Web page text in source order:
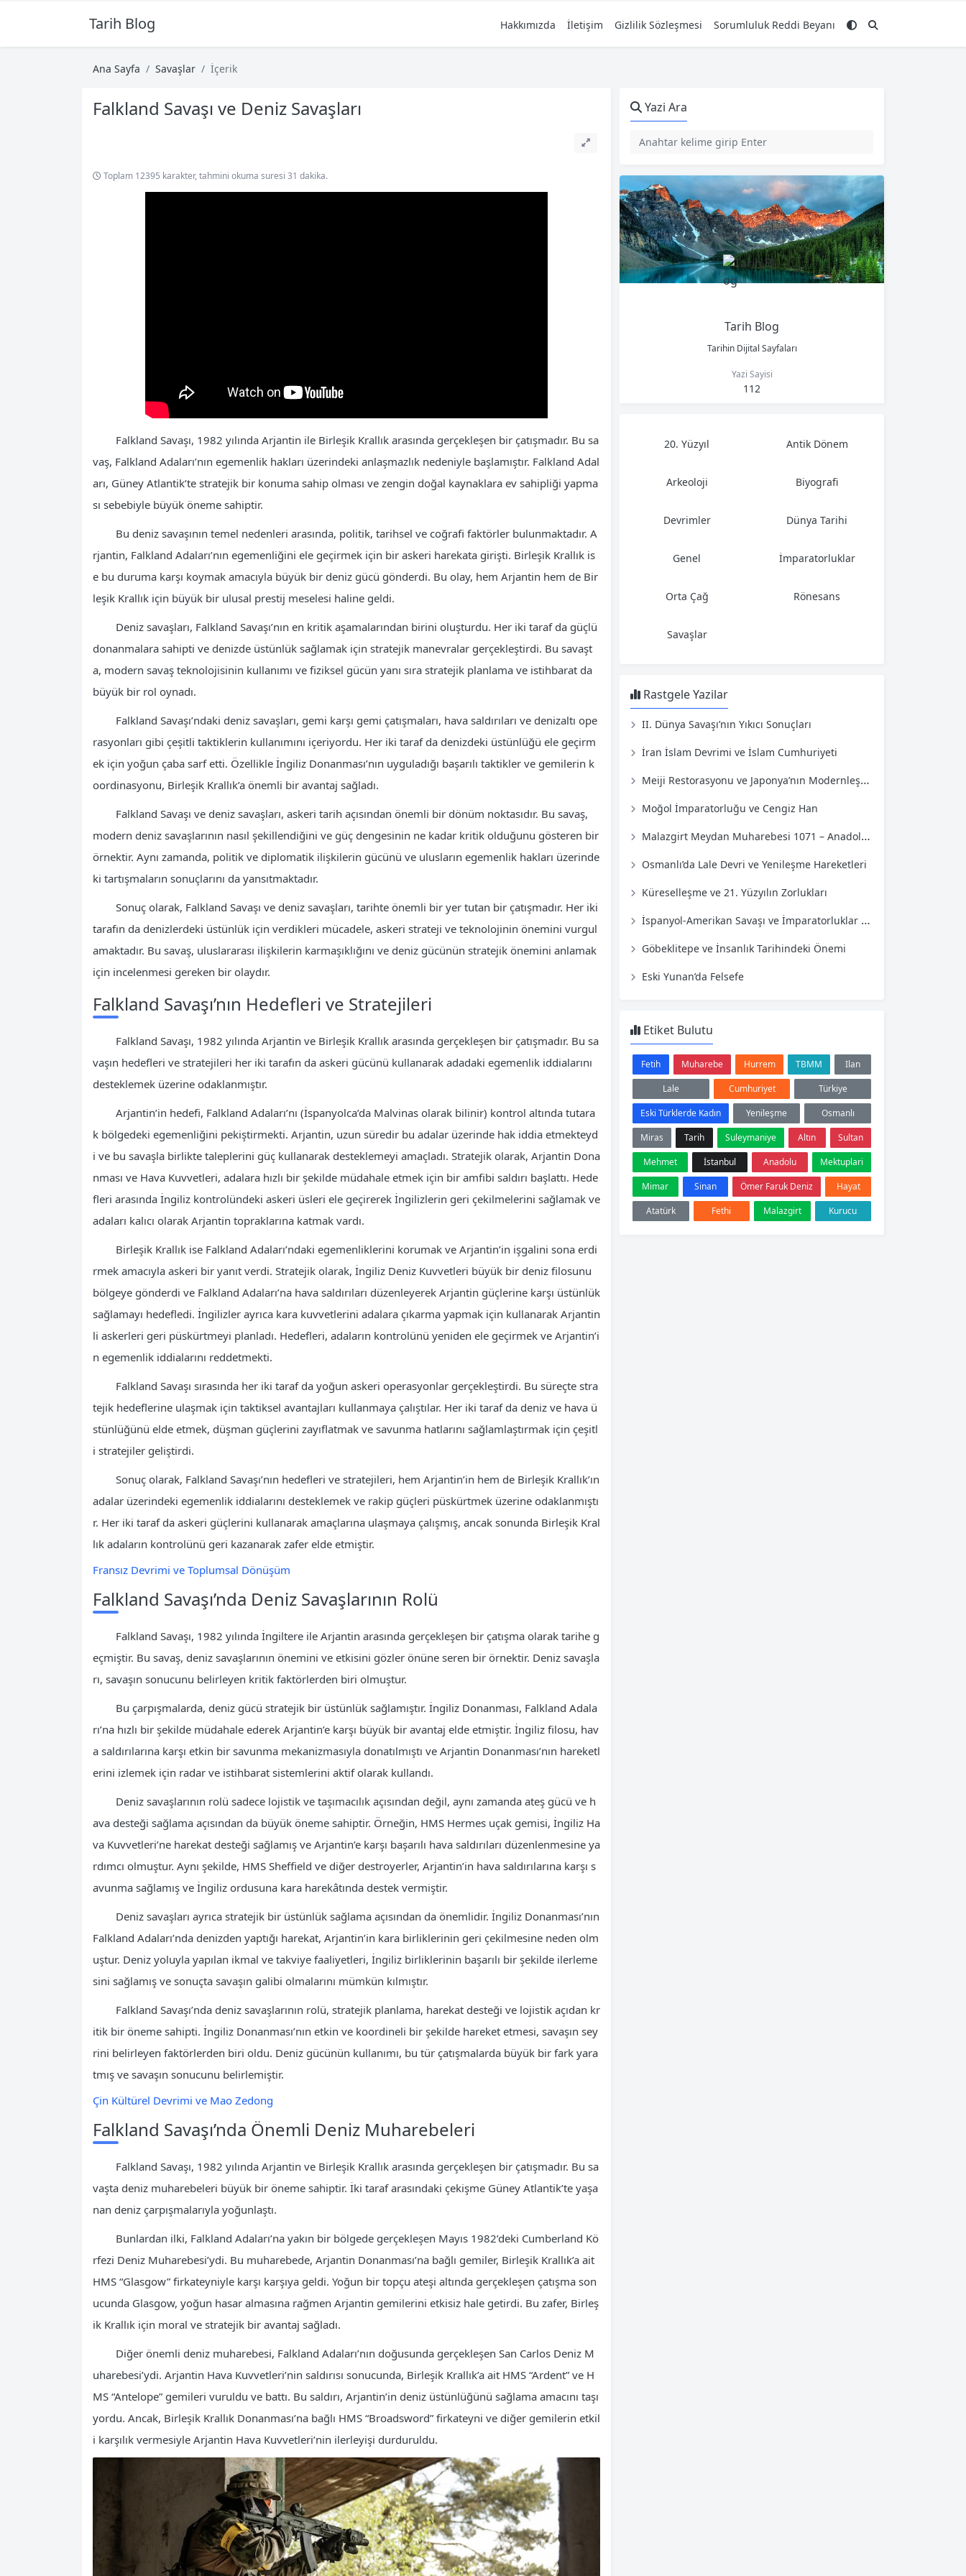
Tarih Blog Hakkımızda İletişim Gizlilik Sözleşmesi Sorumluluk Reddi Beyanı
Ana Sayfa Savaşlar İçerik
Falkland Savaşı ve Deniz Savaşları
Toplam 12395 karakter, tahmini okuma suresi 31 dakika.
Falkland Savaşı, 1982 yılında Arjantin ile Birleşik Krallık arasında gerçekleşen bir çatışmadır. Bu sa
vaş, Falkland Adaları’nın egemenlik hakları üzerindeki anlaşmazlık nedeniyle başlamıştır. Falkland Adal
arı, Güney Atlantik’te stratejik bir konuma sahip olması ve zengin doğal kaynaklara ev sahipliği yapma
sı sebebiyle büyük öneme sahiptir.
Bu deniz savaşının temel nedenleri arasında, politik, tarihsel ve coğrafi faktörler bulunmaktadır. A
rjantin, Falkland Adaları’nın egemenliğini ele geçirmek için bir askeri harekata girişti. Birleşik Krallık is
e bu duruma karşı koymak amacıyla büyük bir deniz gücü gönderdi. Bu olay, hem Arjantin hem de Bir
leşik Krallık için büyük bir ulusal prestij meselesi haline geldi.
Deniz savaşları, Falkland Savaşı’nın en kritik aşamalarından birini oluşturdu. Her iki taraf da güçlü
donanmalara sahipti ve denizde üstünlük sağlamak için stratejik manevralar gerçekleştirdi. Bu savaşt
a, modern savaş teknolojisinin kullanımı ve fiziksel gücün yanı sıra stratejik planlama ve istihbarat da
büyük bir rol oynadı.
Falkland Savaşı’ndaki deniz savaşları, gemi karşı gemi çatışmaları, hava saldırıları ve denizaltı ope
rasyonları gibi çeşitli taktiklerin kullanımını içeriyordu. Her iki taraf da denizdeki üstünlüğü ele geçirm
ek için yoğun çaba sarf etti. Özellikle İngiliz Donanması’nın uyguladığı başarılı taktikler ve gemilerin k
oordinasyonu, Birleşik Krallık’a önemli bir avantaj sağladı.
Falkland Savaşı ve deniz savaşları, askeri tarih açısından önemli bir dönüm noktasıdır. Bu savaş,
modern deniz savaşlarının nasıl şekillendiğini ve güç dengesinin ne kadar kritik olduğunu gösteren bir
örnektir. Aynı zamanda, politik ve diplomatik ilişkilerin gücünü ve ulusların egemenlik hakları üzerinde
ki tartışmaların sonuçlarını da yansıtmaktadır.
Sonuç olarak, Falkland Savaşı ve deniz savaşları, tarihte önemli bir yer tutan bir çatışmadır. Her iki
tarafın da denizlerdeki üstünlük için verdikleri mücadele, askeri strateji ve teknolojinin önemini vurgul
amaktadır. Bu savaş, uluslararası ilişkilerin karmaşıklığını ve deniz gücünün stratejik önemini anlamak
için incelenmesi gereken bir olaydır.
Falkland Savaşı’nın Hedefleri ve Stratejileri
Falkland Savaşı, 1982 yılında Arjantin ve Birleşik Krallık arasında gerçekleşen bir çatışmadır. Bu sa
vaşın hedefleri ve stratejileri her iki tarafın da askeri gücünü kullanarak adadaki egemenlik iddialarını
desteklemek üzerine odaklanmıştır.
Arjantin’in hedefi, Falkland Adaları’nı (İspanyolca’da Malvinas olarak bilinir) kontrol altında tutara
k bölgedeki egemenliğini pekiştirmekti. Arjantin, uzun süredir bu adalar üzerinde hak iddia etmekteyd
i ve bu savaşla birlikte taleplerini güç kullanarak desteklemeyi amaçladı. Stratejik olarak, Arjantin Dona
nması ve Hava Kuvvetleri, adalara hızlı bir şekilde müdahale etmek için bir amfibi saldırı başlattı. Hede
fleri arasında İngiliz kontrolündeki askeri üsleri ele geçirerek İngilizlerin geri çekilmelerini sağlamak ve
adaları kalıcı olarak Arjantin topraklarına katmak vardı.
Birleşik Krallık ise Falkland Adaları’ndaki egemenliklerini korumak ve Arjantin’in işgalini sona erdi
rmek amacıyla askeri bir yanıt verdi. Stratejik olarak, İngiliz Deniz Kuvvetleri büyük bir deniz filosunu
bölgeye gönderdi ve Falkland Adaları’na hava saldırıları düzenleyerek Arjantin güçlerine karşı üstünlük
sağlamayı hedefledi. İngilizler ayrıca kara kuvvetlerini adalara çıkarma yapmak için kullanarak Arjantin
li askerleri geri püskürtmeyi planladı. Hedefleri, adaların kontrolünü yeniden ele geçirmek ve Arjantin’i
n egemenlik iddialarını reddetmekti.
Falkland Savaşı sırasında her iki taraf da yoğun askeri operasyonlar gerçekleştirdi. Bu süreçte stra
tejik hedeflerine ulaşmak için taktiksel avantajları kullanmaya çalıştılar. Her iki taraf da deniz ve hava ü
stünlüğünü elde etmek, düşman güçlerini zayıflatmak ve savunma hatlarını sağlamlaştırmak için çeşitl
i stratejiler geliştirdi.
Sonuç olarak, Falkland Savaşı’nın hedefleri ve stratejileri, hem Arjantin’in hem de Birleşik Krallık’ın
adalar üzerindeki egemenlik iddialarını desteklemek ve rakip güçleri püskürtmek üzerine odaklanmıştı
r. Her iki taraf da askeri güçlerini kullanarak amaçlarına ulaşmaya çalışmış, ancak sonunda Birleşik Kral
lık adaların kontrolünü geri kazanarak zafer elde etmiştir.
Fransız Devrimi ve Toplumsal Dönüşüm
Falkland Savaşı’nda Deniz Savaşlarının Rolü
Falkland Savaşı, 1982 yılında İngiltere ile Arjantin arasında gerçekleşen bir çatışma olarak tarihe g
eçmiştir. Bu savaş, deniz savaşlarının önemini ve etkisini gözler önüne seren bir örnektir. Deniz savaşla
rı, savaşın sonucunu belirleyen kritik faktörlerden biri olmuştur.
Bu çarpışmalarda, deniz gücü stratejik bir üstünlük sağlamıştır. İngiliz Donanması, Falkland Adala
rı’na hızlı bir şekilde müdahale ederek Arjantin’e karşı büyük bir avantaj elde etmiştir. İngiliz filosu, hav
a saldırılarına karşı etkin bir savunma mekanizmasıyla donatılmıştı ve Arjantin Donanması’nın hareketl
erini izlemek için radar ve istihbarat sistemlerini aktif olarak kullandı.
Deniz savaşlarının rolü sadece lojistik ve taşımacılık açısından değil, aynı zamanda ateş gücü ve h
ava desteği sağlama açısından da büyük öneme sahiptir. Örneğin, HMS Hermes uçak gemisi, İngiliz Ha
va Kuvvetleri’ne harekat desteği sağlamış ve Arjantin’e karşı başarılı hava saldırıları düzenlenmesine ya
rdımcı olmuştur. Aynı şekilde, HMS Sheffield ve diğer destroyerler, Arjantin’in hava saldırılarına karşı s
avunma sağlamış ve İngiliz ordusuna kara harekâtında destek vermiştir.
Deniz savaşları ayrıca stratejik bir üstünlük sağlama açısından da önemlidir. İngiliz Donanması’nın
Falkland Adaları’nda denizden yaptığı harekat, Arjantin’in kara birliklerinin geri çekilmesine neden olm
uştur. Deniz yoluyla yapılan ikmal ve takviye faaliyetleri, İngiliz birliklerinin başarılı bir şekilde ilerleme
sini sağlamış ve sonuçta savaşın galibi olmalarını mümkün kılmıştır.
Falkland Savaşı’nda deniz savaşlarının rolü, stratejik planlama, harekat desteği ve lojistik açıdan kr
itik bir öneme sahipti. İngiliz Donanması’nın etkin ve koordineli bir şekilde hareket etmesi, savaşın sey
rini belirleyen faktörlerden biri oldu. Deniz gücünün kullanımı, bu tür çatışmalarda büyük bir fark yara
tmış ve savaşın sonucunu belirlemiştir.
Çin Kültürel Devrimi ve Mao Zedong
Falkland Savaşı’nda Önemli Deniz Muharebeleri
Falkland Savaşı, 1982 yılında Arjantin ve Birleşik Krallık arasında gerçekleşen bir çatışmadır. Bu sa
vaşta deniz muharebeleri büyük bir öneme sahiptir. İki taraf arasındaki çekişme Güney Atlantik’te yaşa
nan deniz çarpışmalarıyla yoğunlaştı.
Bunlardan ilki, Falkland Adaları’na yakın bir bölgede gerçekleşen Mayıs 1982’deki Cumberland Kö
rfezi Deniz Muharebesi’ydi. Bu muharebede, Arjantin Donanması’na bağlı gemiler, Birleşik Krallık’a ait
HMS “Glasgow” firkateyniyle karşı karşıya geldi. Yoğun bir topçu ateşi altında gerçekleşen çatışma son
ucunda Glasgow, yoğun hasar almasına rağmen Arjantin gemilerini etkisiz hale getirdi. Bu zafer, Birleş
ik Krallık için moral ve stratejik bir avantaj sağladı.
Diğer önemli deniz muharebesi, Falkland Adaları’nın doğusunda gerçekleşen San Carlos Deniz M
uharebesi’ydi. Arjantin Hava Kuvvetleri’nin saldırısı sonucunda, Birleşik Krallık’a ait HMS “Ardent” ve H
MS “Antelope” gemileri vuruldu ve battı. Bu saldırı, Arjantin’in deniz üstünlüğünü sağlama amacını taşı
yordu. Ancak, Birleşik Krallık Donanması’na bağlı HMS “Broadsword” firkateyni ve diğer gemilerin etkil
i karşılık vermesiyle Arjantin Hava Kuvvetleri’nin ilerleyişi durduruldu.
Yazi Ara
Tarih Blog
Tarihin Dijital Sayfaları
Yazi Sayisi
112
20. Yüzyıl Antik Dönem
Arkeoloji Biyografi
Devrimler Dünya Tarihi
Genel İmparatorluklar
Orta Çağ Rönesans
Savaşlar
Rastgele Yazilar
II. Dünya Savaşı’nın Yıkıcı Sonuçları
İran İslam Devrimi ve İslam Cumhuriyeti
Meiji Restorasyonu ve Japonya’nın Modernleşmesi
Moğol İmparatorluğu ve Cengiz Han
Malazgirt Meydan Muharebesi 1071 – Anadolu’nun Kapıları
Osmanlı’da Lale Devri ve Yenileşme Hareketleri
Küreselleşme ve 21. Yüzyılın Zorlukları
İspanyol-Amerikan Savaşı ve İmparatorluklar Arası Çatışma
Göbeklitepe ve İnsanlık Tarihindeki Önemi
Eski Yunan’da Felsefe
Etiket Bulutu
Fetih Muharebe Hurrem TBMM
Ilan
Lale
Cumhuriyet
Türkiye
Eski Türklerde Kadın
Yenileşme
Osmanlı
Miras
Tarih Suleymaniye Altın
Sultan
Mehmet
İstanbul Anadolu
Mektuplari
Mimar
Sinan Ömer Faruk Deniz
Hayat
Atatürk
Fethi Malazgirt Kurucu